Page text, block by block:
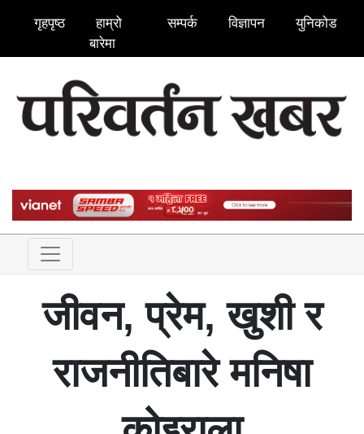
गृहपृष्ठ
हाम्रो
बारेमा
सम्पर्क विज्ञापन युनिकोड
जीवन, प्रेम, खुशी र
राजनीतिबारे मनिषा